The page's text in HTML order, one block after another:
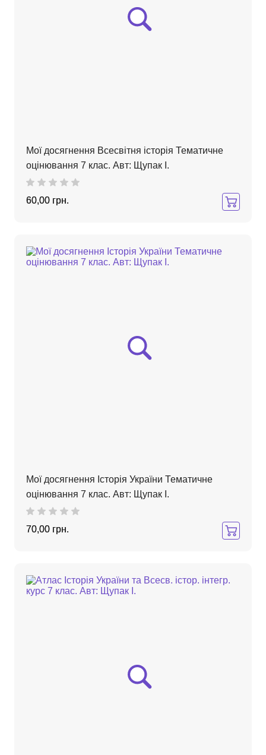
Мої досягнення Всесвітня історія Тематичне
оцінювання 7 клас. Авт: Щупак І.
60,00 грн.
Мої досягнення Історія України Тематичне
оцінювання 7 клас. Авт: Щупак І.
70,00 грн.